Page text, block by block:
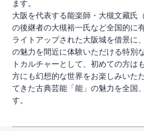
ます。
大阪を代表する能楽師・大槻文藏氏
の後継者の大槻裕一氏など全国的に
ライトアップされた大阪城を借景に
の魅力を間近に体験いただける特別
トカルチャーとして、初めての方は
方にも幻想的な世界をお楽しみいた
てきた古典芸能「能」の魅力を全国
す。